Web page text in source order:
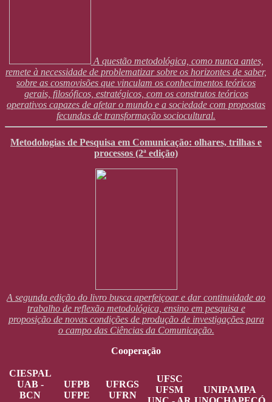
A questão metodológica, como nunca antes,
remete à necessidade de problematizar sobre os horizontes de saber,
sobre as cosmovisões que vinculam os conhecimentos teóricos
gerais, filosóficos, estratégicos, com os construtos teóricos
operativos capazes de afetar o mundo e a sociedade com propostas
fecundas de transformação sociocultural.
Metodologias de Pesquisa em Comunicação: olhares, trilhas e
processos (2ª edição)
A segunda edição do livro busca aperfeiçoar e dar continuidade ao
trabalho de reflexão metodológica, ensino em pesquisa e
proposição de novas condições de produção de investigações para
o campo das Ciências da Comunicação.
Cooperação
CIESPAL
UAB -
BCN
UFPB
UFPE
UFRGS
UFRN
UFSC
UFSM
UNIPAMPA